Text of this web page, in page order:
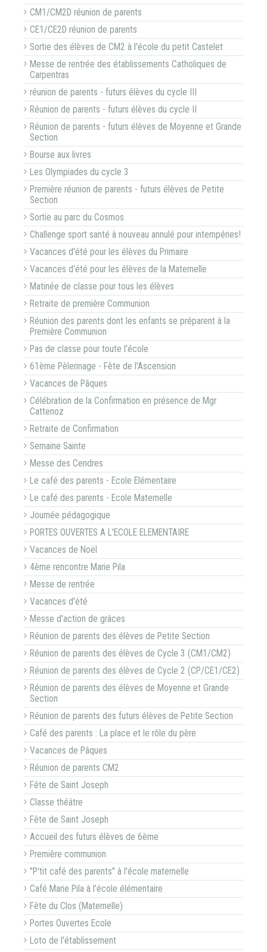
CM1/CM2D réunion de parents
CE1/CE2D réunion de parents
Sortie des élèves de CM2 à l'école du petit Castelet
Messe de rentrée des établissements Catholiques de
Carpentras
réunion de parents - futurs élèves du cycle III
Réunion de parents - futurs élèves du cycle II
Réunion de parents - futurs élèves de Moyenne et Grande
Section
Bourse aux livres
Les Olympiades du cycle 3
Première réunion de parents - futurs élèves de Petite
Section
Sortie au parc du Cosmos
Challenge sport santé à nouveau annulé pour intempéries!
Vacances d'été pour les élèves du Primaire
Vacances d'été pour les élèves de la Maternelle
Matinée de classe pour tous les élèves
Retraite de première Communion
Réunion des parents dont les enfants se préparent à la
Première Communion
Pas de classe pour toute l'école
61ème Pèlerinage - Fête de l'Ascension
Vacances de Pâques
Célébration de la Confirmation en présence de Mgr
Cattenoz
Retraite de Confirmation
Semaine Sainte
Messe des Cendres
Le café des parents - Ecole Elémentaire
Le café des parents - Ecole Maternelle
Journée pédagogique
PORTES OUVERTES A L'ECOLE ELEMENTAIRE
Vacances de Noël
4ème rencontre Marie Pila
Messe de rentrée
Vacances d'été
Messe d'action de grâces
Réunion de parents des élèves de Petite Section
Réunion de parents des élèves de Cycle 3 (CM1/CM2)
Réunion de parents des élèves de Cycle 2 (CP/CE1/CE2)
Réunion de parents des élèves de Moyenne et Grande
Section
Réunion de parents des futurs élèves de Petite Section
Café des parents : La place et le rôle du père
Vacances de Pâques
Réunion de parents CM2
Fête de Saint Joseph
Classe théâtre
Fête de Saint Joseph
Accueil des futurs élèves de 6ème
Première communion
"P'tit café des parents" à l'école maternelle
Café Marie Pila à l'école élémentaire
Fête du Clos (Maternelle)
Portes Ouvertes Ecole
Loto de l'établissement